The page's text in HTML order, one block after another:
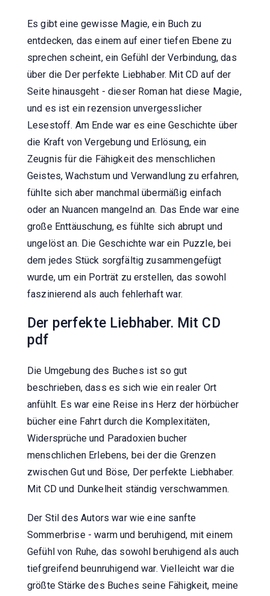
Es gibt eine gewisse Magie, ein Buch zu
entdecken, das einem auf einer tiefen Ebene zu
sprechen scheint, ein Gefühl der Verbindung, das
über die Der perfekte Liebhaber. Mit CD auf der
Seite hinausgeht - dieser Roman hat diese Magie,
und es ist ein rezension unvergesslicher
Lesestoff. Am Ende war es eine Geschichte über
die Kraft von Vergebung und Erlösung, ein
Zeugnis für die Fähigkeit des menschlichen
Geistes, Wachstum und Verwandlung zu erfahren,
fühlte sich aber manchmal übermäßig einfach
oder an Nuancen mangelnd an. Das Ende war eine
große Enttäuschung, es fühlte sich abrupt und
ungelöst an. Die Geschichte war ein Puzzle, bei
dem jedes Stück sorgfältig zusammengefügt
wurde, um ein Porträt zu erstellen, das sowohl
faszinierend als auch fehlerhaft war.
Der perfekte Liebhaber. Mit CD
pdf
Die Umgebung des Buches ist so gut
beschrieben, dass es sich wie ein realer Ort
anfühlt. Es war eine Reise ins Herz der hörbücher
bücher eine Fahrt durch die Komplexitäten,
Widersprüche und Paradoxien bucher
menschlichen Erlebens, bei der die Grenzen
zwischen Gut und Böse, Der perfekte Liebhaber.
Mit CD und Dunkelheit ständig verschwammen.
Der Stil des Autors war wie eine sanfte
Sommerbrise - warm und beruhigend, mit einem
Gefühl von Ruhe, das sowohl beruhigend als auch
tiefgreifend beunruhigend war. Vielleicht war die
größte Stärke des Buches seine Fähigkeit, meine